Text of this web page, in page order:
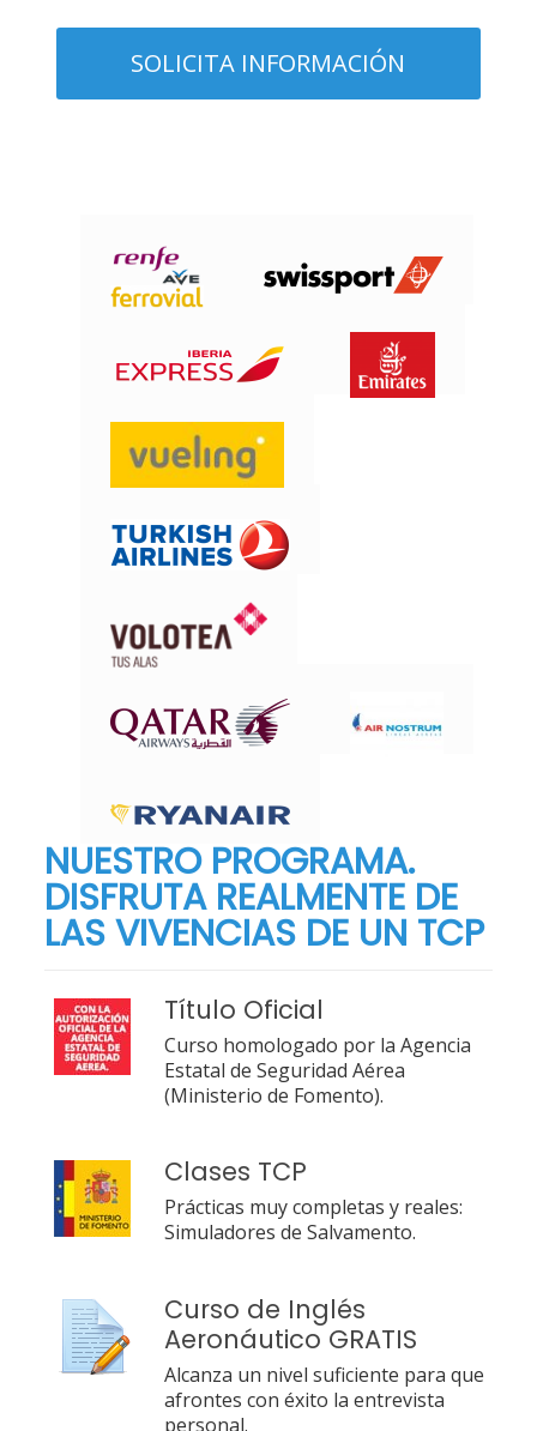
NUESTRO PROGRAMA.
DISFRUTA REALMENTE DE
LAS VIVENCIAS DE UN TCP
Título Oficial
Curso homologado por la Agencia
Estatal de Seguridad Aérea
(Ministerio de Fomento).
Clases TCP
Prácticas muy completas y reales:
Simuladores de Salvamento.
Curso de Inglés
Aeronáutico GRATIS
Alcanza un nivel suficiente para que
afrontes con éxito la entrevista
personal.